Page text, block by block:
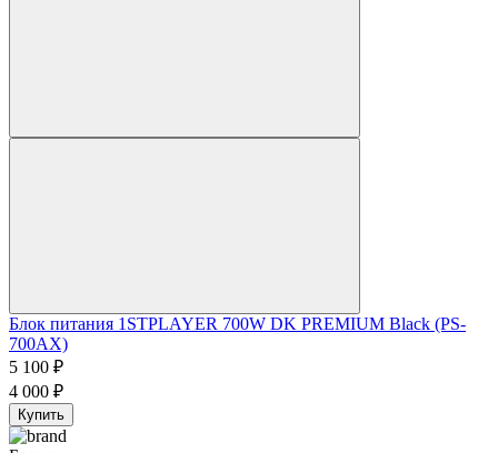
Блок питания 1STPLAYER 700W DK PREMIUM Black (PS-
700AX)
5 100 ₽
4 000 ₽
Купить